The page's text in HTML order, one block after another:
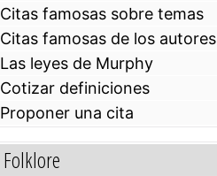
Citas famosas sobre temas
Citas famosas de los autores
Las leyes de Murphy
Cotizar definiciones
Proponer una cita
Folklore